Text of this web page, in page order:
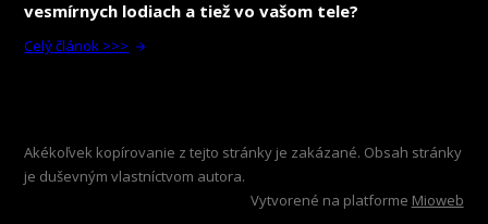
vesmírnych lodiach a tiež vo vašom tele?
Celý článok >>>
Akékoľvek kopírovanie z tejto stránky je zakázané. Obsah stránky
je duševným vlastníctvom autora.
Vytvorené na platforme Mioweb